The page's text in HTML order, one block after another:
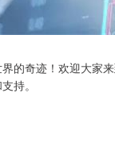
的奇迹！欢迎大家
持。